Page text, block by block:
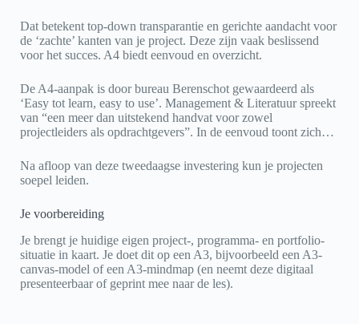
Dat betekent top-down transparantie en gerichte aandacht voor
de ‘zachte’ kanten van je project. Deze zijn vaak beslissend
voor het succes. A4 biedt eenvoud en overzicht.
De A4-aanpak is door bureau Berenschot gewaardeerd als
‘Easy tot learn, easy to use’. Management & Literatuur spreekt
van “een meer dan uitstekend handvat voor zowel
projectleiders als opdrachtgevers”. In de eenvoud toont zich…
Na afloop van deze tweedaagse investering kun je projecten
soepel leiden.
Je voorbereiding
Je brengt je huidige eigen project-, programma- en portfolio-
situatie in kaart. Je doet dit op een A3, bijvoorbeeld een A3-
canvas-model of een A3-mindmap (en neemt deze digitaal
presenteerbaar of geprint mee naar de les).